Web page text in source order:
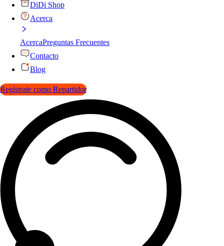
DiDi Shop
Acerca
AcercaPreguntas Frecuentes
Contacto
Blog
Regístrate como Repartidor